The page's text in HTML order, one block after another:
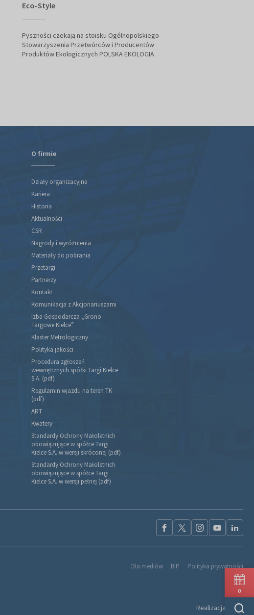
Eco-Style
Pyszności czekają na stoisku Ogólnopolskiego
Stowarzyszenia Przetwórców i Producentów
Produktów Ekologicznych POLSKA EKOLOGIA
O firmie
Działy organizacyjne
Kariera
Historia
Aktualności
CSR
Nagrody i wyróżnienia
Materiały do pobrania
Przetargi
Partnerzy
Kontakt
Komunikacja z Akcjonariuszami
Izba Gospodarcza „Grono
Targowe Kielce”
Klaster Metrologiczny
Polityka jakości
Procedura zgłoszeń
wewnętrznych spółki Targi Kielce
S.A. (pdf)
Regulamin wjazdu na teren TK
(pdf)
ART
Kwatery
Standardy Ochrony Małoletnich
obowiązujące w spółce Targi
Kielce S.A. w wersji skróconej (pdf)
Standardy Ochrony Małoletnich
obowiązujące w spółce Targi
Kielce S.A. w wersji pełnej (pdf)
Dla mediów BIP Polityka prywatności
Realizacja: Ideo
0